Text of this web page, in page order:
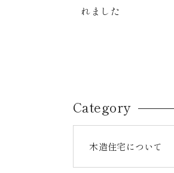
れました
Category
木造住宅について